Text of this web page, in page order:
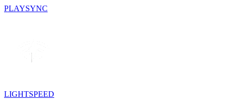
PLAYSYNC
LIGHTSPEED